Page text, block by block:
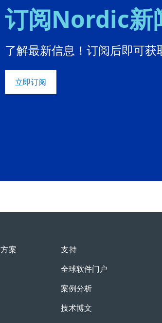
订阅Nordic新
了解最新信息！订阅后即可
立即订阅
案
支持
全球软件门户
案例分析
技术博文